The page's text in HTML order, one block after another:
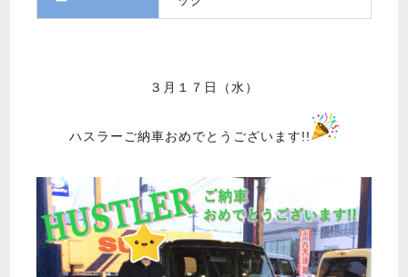
３月１７日（水）
ハスラーご納車おめでとうございます!!